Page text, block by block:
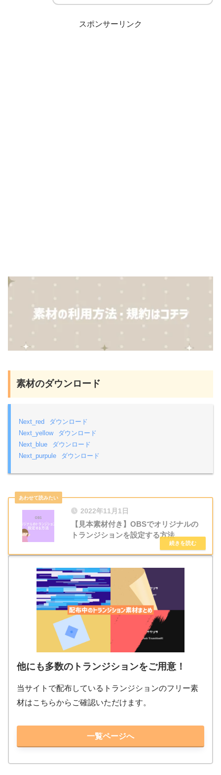
スポンサーリンク
素材のダウンロード
Next_red
ダウンロード
Next_yellow
ダウンロード
Next_blue
ダウンロード
Next_purpule
ダウンロード
2022年11月1日
【見本素材付き】OBSでオリジナルの
トランジションを設定する方法
他にも多数のトランジションをご用意！
当サイトで配布しているトランジションのフリー素
材はこちらからご確認いただけます。
一覧ページへ